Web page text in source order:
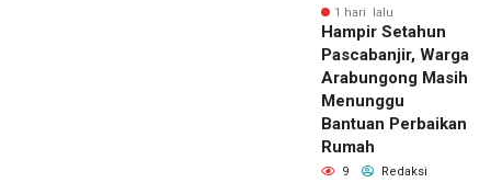
1 hari lalu
Hampir Setahun
Pascabanjir, Warga
Arabungong Masih
Menunggu
Bantuan Perbaikan
Rumah
9 Redaksi